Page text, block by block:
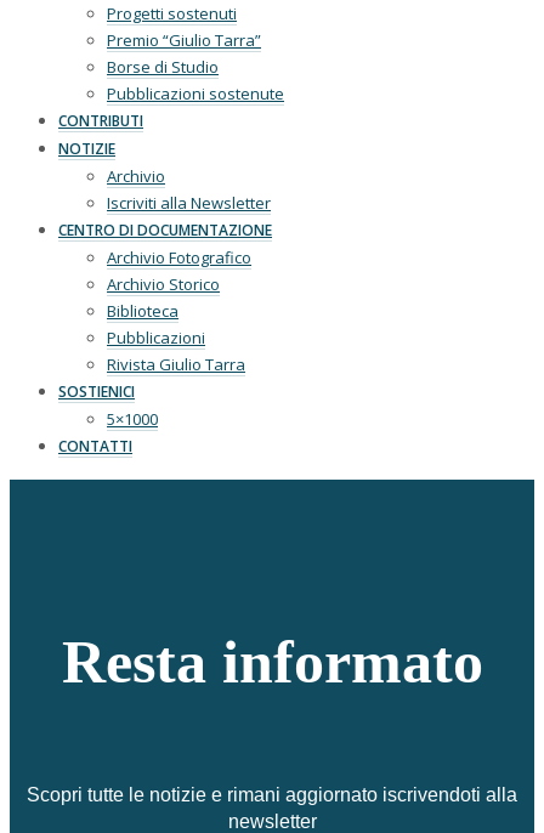
Progetti sostenuti
Premio “Giulio Tarra”
Borse di Studio
Pubblicazioni sostenute
CONTRIBUTI
NOTIZIE
Archivio
Iscriviti alla Newsletter
CENTRO DI DOCUMENTAZIONE
Archivio Fotografico
Archivio Storico
Biblioteca
Pubblicazioni
Rivista Giulio Tarra
SOSTIENICI
5×1000
CONTATTI
Resta informato
Scopri tutte le notizie e rimani aggiornato iscrivendoti alla
newsletter